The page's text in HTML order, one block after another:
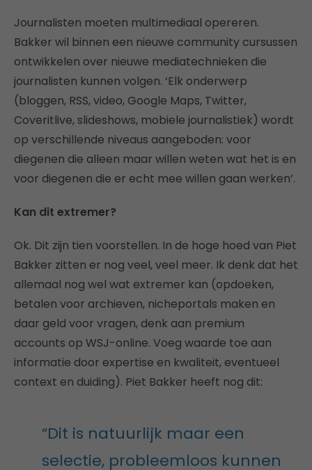
Journalisten moeten multimediaal opereren.
Bakker wil binnen een nieuwe community cursussen
ontwikkelen over nieuwe mediatechnieken die
journalisten kunnen volgen. ‘Elk onderwerp
(bloggen, RSS, video, Google Maps, Twitter,
Coveritlive, slideshows, mobiele journalistiek) wordt
op verschillende niveaus aangeboden: voor
diegenen die alleen maar willen weten wat het is en
voor diegenen die er echt mee willen gaan werken’.
Kan dit extremer?
Ok. Dit zijn tien voorstellen. In de hoge hoed van Piet
Bakker zitten er nog veel, veel meer. Ik denk dat het
allemaal nog wel wat extremer kan (opdoeken,
betalen voor archieven, nicheportals maken en
daar geld voor vragen, denk aan premium
accounts op WSJ-online. Voeg waarde toe aan
informatie door expertise en kwaliteit, eventueel
context en duiding). Piet Bakker heeft nog dit:
“Dit is natuurlijk maar een
selectie, probleemloos kunnen